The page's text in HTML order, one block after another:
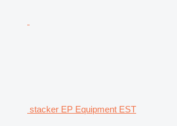
stacker EP Equipment EST